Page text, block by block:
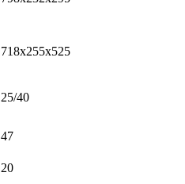
718x255x525
25/40
47
20